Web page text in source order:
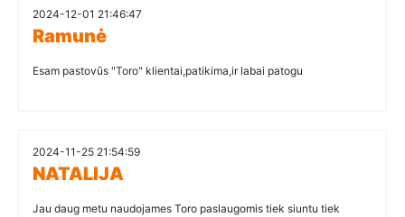
2024-12-01 21:46:47
Ramunė
Esam pastovūs "Toro" klientai,patikima,ir labai patogu
2024-11-25 21:54:59
NATALIJA
Jau daug metu naudojames Toro paslaugomis tiek siuntu tiek